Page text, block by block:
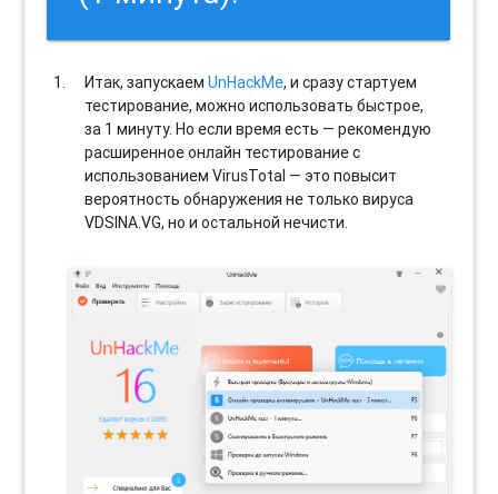
Итак, запускаемUnHackMe, и сразу стартуем
тестирование, можно использовать быстрое,
за 1 минуту. Но если время есть — рекомендую
расширенное онлайн тестирование с
использованием VirusTotal — это повысит
вероятность обнаружения не только вируса
VDSINA.VG, но и остальной нечисти.